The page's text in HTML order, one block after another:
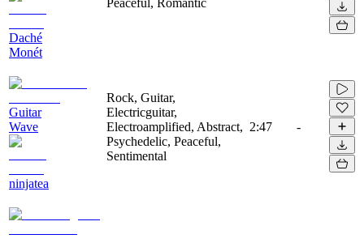
Daché
Monét
Guitar
Wave
ninjatea
Rock, Guitar,
Electricguitar,
Electroamplified, Abstract,
Psychedelic, Peaceful,
Sentimental
2:47 -